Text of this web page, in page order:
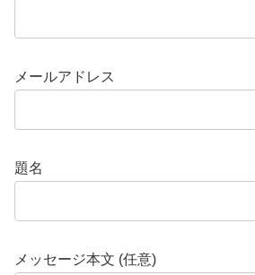
メールアドレス
題名
メッセージ本文 (任意)